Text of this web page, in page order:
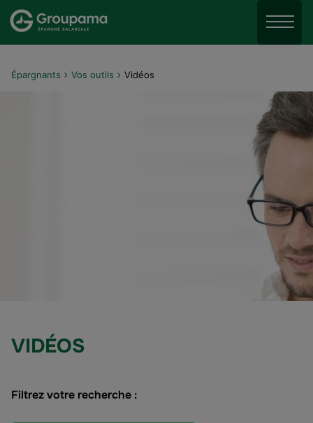
Aller au menu
Aller au contenu
Menu
Épargnants Vos outils Vidéos
VIDÉOS
Filtrez votre recherche :